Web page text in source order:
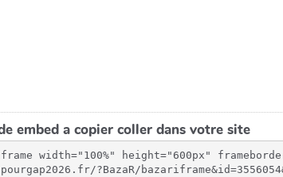
embed a copier coller dans votre site
width="100%" height="600px"
?BazaR/